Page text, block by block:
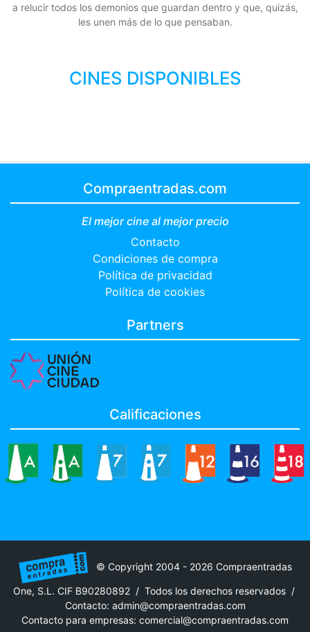
a relucir todos los demonios que guardan dentro y que, quizás,
les unen más de lo que pensaban.
CINES DISPONIBLES
Compraentradas.com
El mejor cine al mejor precio
Contacto
Condiciones de compra
Política de privacidad
Política de cookies
Partners
Calificaciones
© Copyright 2004 - 2026 Compraentradas
One, S.L. CIF B90280892 / Todos los derechos reservados /
Contacto: admin@compraentradas.com
Contacto para empresas: comercial@compraentradas.com